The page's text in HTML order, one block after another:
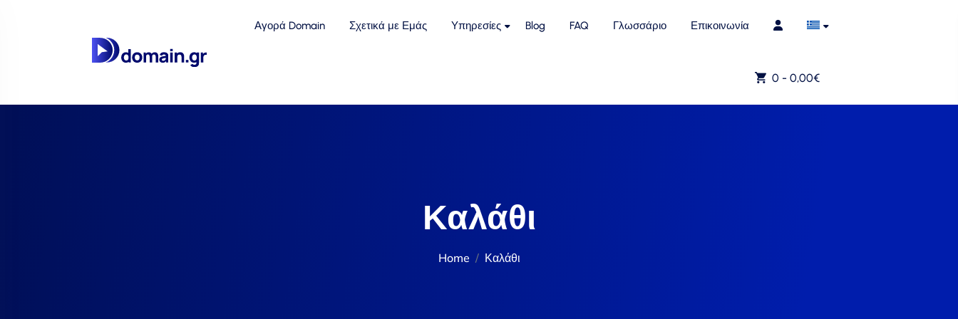
Αγορά Domain Σχετικά με Εμάς Υπηρεσίες Blog FAQ Γλωσσάριο Επικοινωνία
0 - 0,00€
Καλάθι
Home Καλάθι